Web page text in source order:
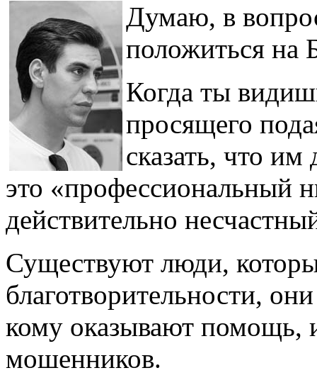
Думаю, в
положиться на
Когда ты
просящего
сказать, что
это «профессиональный
действительно
Существуют люди,
благотворительности,
кому оказывают помощь,
мошенников.